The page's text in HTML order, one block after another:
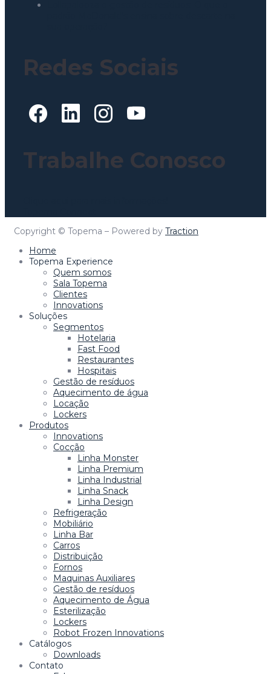
Redes Sociais
Trabalhe Conosco
Copyright © Topema – Powered by Traction
Home
Topema Experience
Quem somos
Sala Topema
Clientes
Innovations
Soluções
Segmentos
Hotelaria
Fast Food
Restaurantes
Hospitais
Gestão de resíduos
Aquecimento de água
Locação
Lockers
Produtos
Innovations
Cocção
Linha Monster
Linha Premium
Linha Industrial
Linha Snack
Linha Design
Refrigeração
Mobiliário
Linha Bar
Carros
Distribuição
Fornos
Maquinas Auxiliares
Gestão de resíduos
Aquecimento de Água
Esterilização
Lockers
Robot Frozen Innovations
Catálogos
Downloads
Contato